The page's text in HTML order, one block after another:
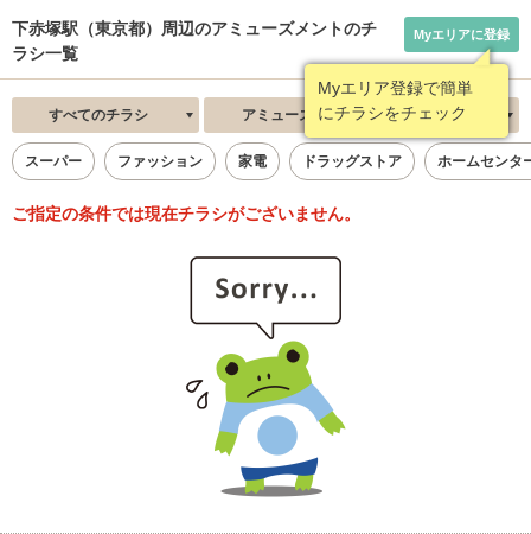
下赤塚駅（東京都）周辺のアミューズメントのチ
ラシ一覧
Myエリア登録で簡単
にチラシをチェック
Myエリアに登録
すべてのチラシ アミューズメント 新着順
スーパー ファッション 家電 ドラッグストア ホームセンタ
ご指定の条件では現在チラシがございません。